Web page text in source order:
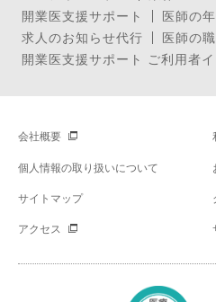
開業医支援サポート
医師の
求人のお知らせ代行
医師の
開業医支援サポート ご利用者
会社概要
個人情報の取り扱いについて
サイトマップ
アクセス